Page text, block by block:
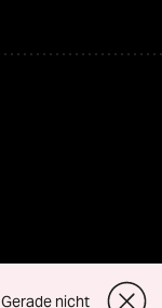
Gerade nicht